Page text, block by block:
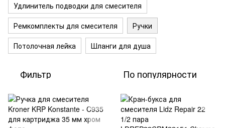
Удлинитель подводки для смесителя
Ремкомплекты для смесителя
Ручки
Потолочная лейка
Шланги для душа
Фильтр По популярности